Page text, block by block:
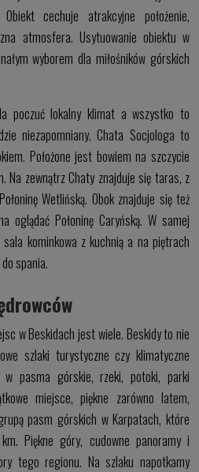
cechuje atrakcyjne położenie,
atmosfera. Usytuowanie obiektu w
wyborem dla miłośników górskich
poczuć lokalny klimat a wszystko to
niezapomniany. Chata Socjologa to
Położone jest bowiem na szczycie
Na zewnątrz Chaty znajduje się taras, z
Wetlińską. Obok znajduje się też
oglądać Połoninę Caryńską. W samej
kominkowa z kuchnią a na piętrach
spania.
w Beskidach jest wiele. Beskidy to nie
szlaki turystyczne czy klimatyczne
pasma górskie, rzeki, potoki, parki
miejsce, piękne zarówno latem,
pasm górskich w Karpatach, które
Piękne góry, cudowne panoramy i
tego regionu. Na szlaku napotkamy